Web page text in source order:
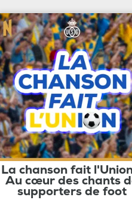
La chanson fait
Au cœur des chants
supporters de foot